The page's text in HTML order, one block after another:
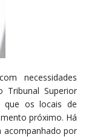
necessidades
Tribunal Superior
que os locais de
próximo. Há
acompanhado por